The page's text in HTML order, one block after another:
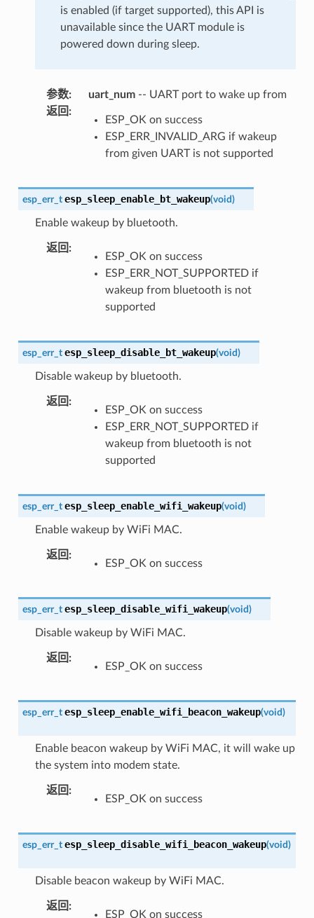
is enabled (if target supported), this API is
unavailable since the UART module is
powered down during sleep.
参数: uart_num-- UART port to wake up from
返回 :
ESP_OK on success
ESP_ERR_INVALID_ARG if wakeup
from given UART is not supported
esp_err_t esp_sleep_enable_bt_wakeup(void)
Enable wakeup by bluetooth.
返回 :
ESP_OK on success
ESP_ERR_NOT_SUPPORTED if
wakeup from bluetooth is not
supported
esp_err_t esp_sleep_disable_bt_wakeup(void)
Disable wakeup by bluetooth.
返回 :
ESP_OK on success
ESP_ERR_NOT_SUPPORTED if
wakeup from bluetooth is not
supported
esp_err_t esp_sleep_enable_wifi_wakeup(void)
Enable wakeup by WiFi MAC.
返回 :
ESP_OK on success
esp_err_t esp_sleep_disable_wifi_wakeup(void)
Disable wakeup by WiFi MAC.
返回 :
ESP_OK on success
esp_err_t esp_sleep_enable_wifi_beacon_wakeup(void)
Enable beacon wakeup by WiFi MAC, it will wake up
the system into modem state.
返回 :
ESP_OK on success
esp_err_t esp_sleep_disable_wifi_beacon_wakeup(void)
Disable beacon wakeup by WiFi MAC.
返回 :
ESP_OK on success